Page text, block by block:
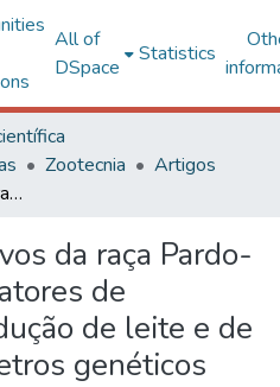
All of
DSpace
Statistics
Zootecnia
Artigos
Aspectos produtivos da raça Pardo-Suíça no Brasil. Fatores de ajustamento, produção de leite e de gordura, e parâmetros genéticos
da raça Pardo-
de
de leite e de
genéticos